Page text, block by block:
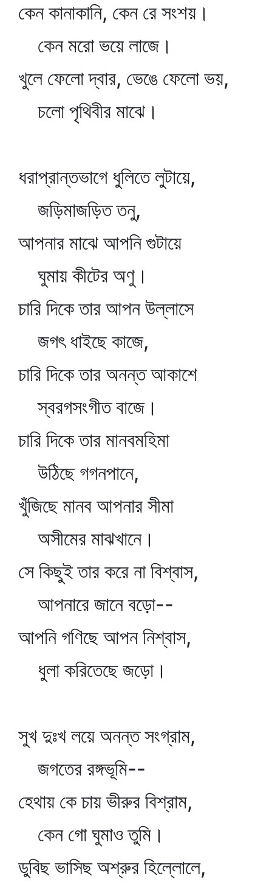
কেন কানাকানি, কেন রে সংশয়।
কেন মরো ভয়ে লাজে।
খুলে ফেলো দ্বার, ভেঙে ফেলো ভয়,
চলো পৃথিবীর মাঝে।
ধরাপ্রান্তভাগে ধুলিতে লুটায়ে,
জড়িমাজড়িত তনু,
আপনার মাঝে আপনি গুটায়ে
ঘুমায় কীটের অণু।
চারি দিকে তার আপন উল্লাসে
জগৎ ধাইছে কাজে,
চারি দিকে তার অনন্ত আকাশে
স্বরগসংগীত বাজে।
চারি দিকে তার মানবমহিমা
উঠিছে গগনপানে,
খুঁজিছে মানব আপনার সীমা
অসীমের মাঝখানে।
সে কিছুই তার করে না বিশ্বাস,
আপনারে জানে বড়ো--
আপনি গণিছে আপন নিশ্বাস,
ধুলা করিতেছে জড়ো।
সুখ দুঃখ লয়ে অনন্ত সংগ্রাম,
জগতের রঙ্গভূমি--
হেথায় কে চায় ভীরুর বিশ্রাম,
কেন গো ঘুমাও তুমি।
ডুবিছ ভাসিছ অশ্রুর হিল্লোলে,